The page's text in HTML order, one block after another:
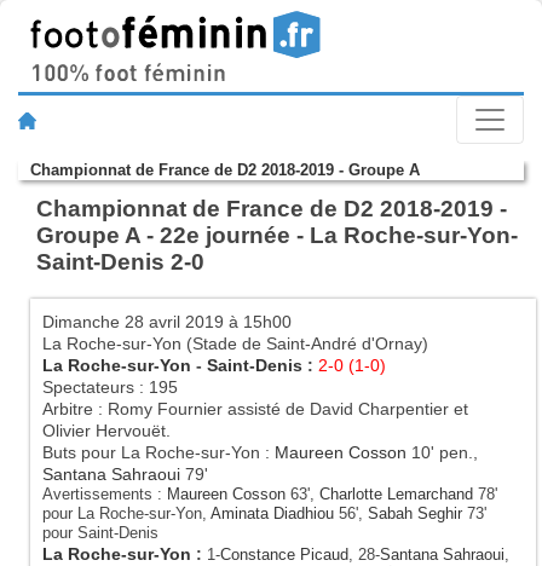
Championnat de France de D2 2018-2019 - Groupe A
Championnat de France de D2 2018-2019 -
Groupe A - 22e journée - La Roche-sur-Yon-
Saint-Denis 2-0
Dimanche 28 avril 2019 à 15h00
La Roche-sur-Yon (Stade de Saint-André d'Ornay)
La Roche-sur-Yon - Saint-Denis : 2-0 (1-0)
Spectateurs : 195
Arbitre : Romy Fournier assisté de David Charpentier et
Olivier Hervouët.
Buts pour La Roche-sur-Yon : Maureen Cosson 10' pen.,
Santana Sahraoui 79'
Avertissements : Maureen Cosson 63', Charlotte Lemarchand 78'
pour La Roche-sur-Yon, Aminata Diadhiou 56', Sabah Seghir 73'
pour Saint-Denis
La Roche-sur-Yon : 1-Constance Picaud, 28-Santana Sahraoui,